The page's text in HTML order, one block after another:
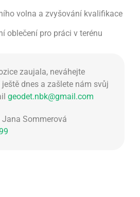
volna a zvyšování kvalifikace
oblečení pro práci v terénu
zaujala, neváhejte
dnes a zašlete nám svůj
geodet.nbk@gmail.com
Jana Sommerová